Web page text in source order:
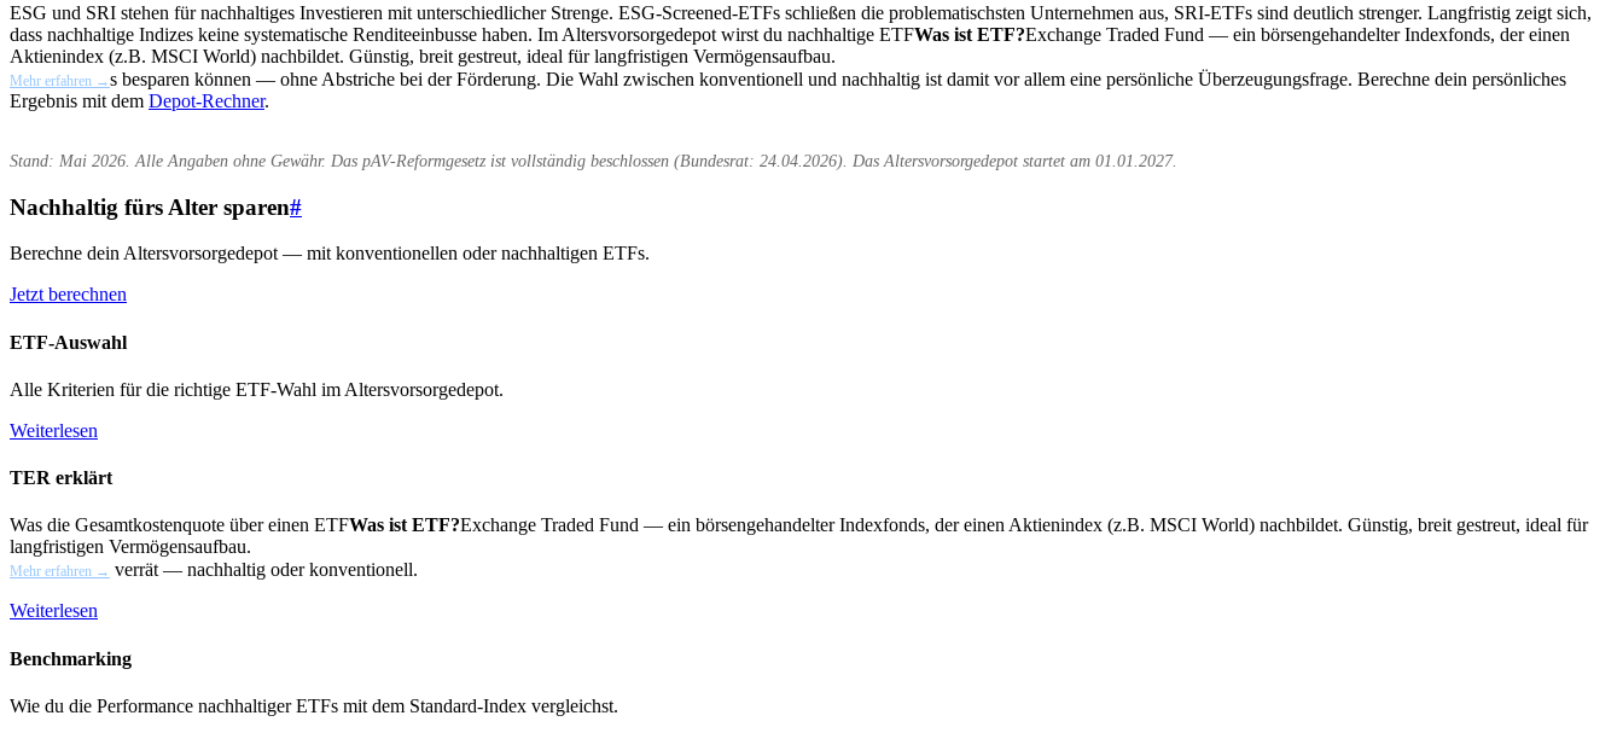
ESG und SRI stehen für nachhaltiges Investieren mit unterschiedlicher Strenge. ESG-Screened-ETFs schließen die problematischsten Unternehmen aus, SRI-ETFs sind deutlich strenger. Langfristig zeigt sich,
dass nachhaltige Indizes keine systematische Renditeeinbusse haben. Im Altersvorsorgedepot wirst du nachhaltige ETFWas ist ETF?Exchange Traded Fund — ein börsengehandelter Indexfonds, der einen
Aktienindex (z.B. MSCI World) nachbildet. Günstig, breit gestreut, ideal für langfristigen Vermögensaufbau.
Mehr erfahren →s besparen können — ohne Abstriche bei der Förderung. Die Wahl zwischen konventionell und nachhaltig ist damit vor allem eine persönliche Überzeugungsfrage. Berechne dein persönliches
Ergebnis mit dem Depot-Rechner.
Stand: Mai 2026. Alle Angaben ohne Gewähr. Das pAV-Reformgesetz ist vollständig beschlossen (Bundesrat: 24.04.2026). Das Altersvorsorgedepot startet am 01.01.2027.
Nachhaltig fürs Alter sparen#
Berechne dein Altersvorsorgedepot — mit konventionellen oder nachhaltigen ETFs.
Jetzt berechnen
ETF-Auswahl
Alle Kriterien für die richtige ETF-Wahl im Altersvorsorgedepot.
Weiterlesen
TER erklärt
Was die Gesamtkostenquote über einen ETFWas ist ETF?Exchange Traded Fund — ein börsengehandelter Indexfonds, der einen Aktienindex (z.B. MSCI World) nachbildet. Günstig, breit gestreut, ideal für
langfristigen Vermögensaufbau.
Mehr erfahren → verrät — nachhaltig oder konventionell.
Weiterlesen
Benchmarking
Wie du die Performance nachhaltiger ETFs mit dem Standard-Index vergleichst.